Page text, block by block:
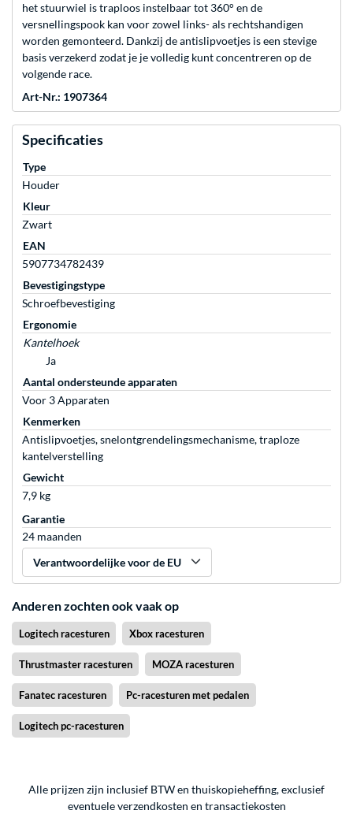
het stuurwiel is traploos instelbaar tot 360° en de
versnellingspook kan voor zowel links- als rechtshandigen
worden gemonteerd. Dankzij de antislipvoetjes is een stevige
basis verzekerd zodat je je volledig kunt concentreren op de
volgende race.
Art-Nr.: 1907364
Specificaties
Type
Houder
Kleur
Zwart
EAN
5907734782439
Bevestigingstype
Schroefbevestiging
Ergonomie
Kantelhoek
Ja
Aantal ondersteunde apparaten
Voor 3 Apparaten
Kenmerken
Antislipvoetjes, snelontgrendelingsmechanisme, traploze
kantelverstelling
Gewicht
7,9 kg
Garantie
24 maanden
Verantwoordelijke voor de EU
Anderen zochten ook vaak op
Logitech racesturen Xbox racesturen
Thrustmaster racesturen MOZA racesturen
Fanatec racesturen Pc-racesturen met pedalen
Logitech pc-racesturen
Alle prijzen zijn inclusief BTW en thuiskopieheffing, exclusief
eventueleverzendkosten en transactiekosten